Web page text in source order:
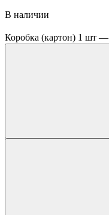
В наличии
Коробка (картон) 1 шт —